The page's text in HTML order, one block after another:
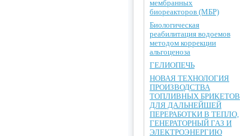
мембранных
биореакторов (МБР)
Биологическая
реабилитация водоемов
методом коррекции
альгоценоза
ГЕЛИОПЕЧЬ
НОВАЯ ТЕХНОЛОГИЯ
ПРОИЗВОДСТВА
ТОПЛИВНЫХ БРИКЕТОВ
ДЛЯ ДАЛЬНЕЙШЕЙ
ПЕРЕРАБОТКИ В ТЕПЛО,
ГЕНЕРАТОРНЫЙ ГАЗ И
ЭЛЕКТРОЭНЕРГИЮ